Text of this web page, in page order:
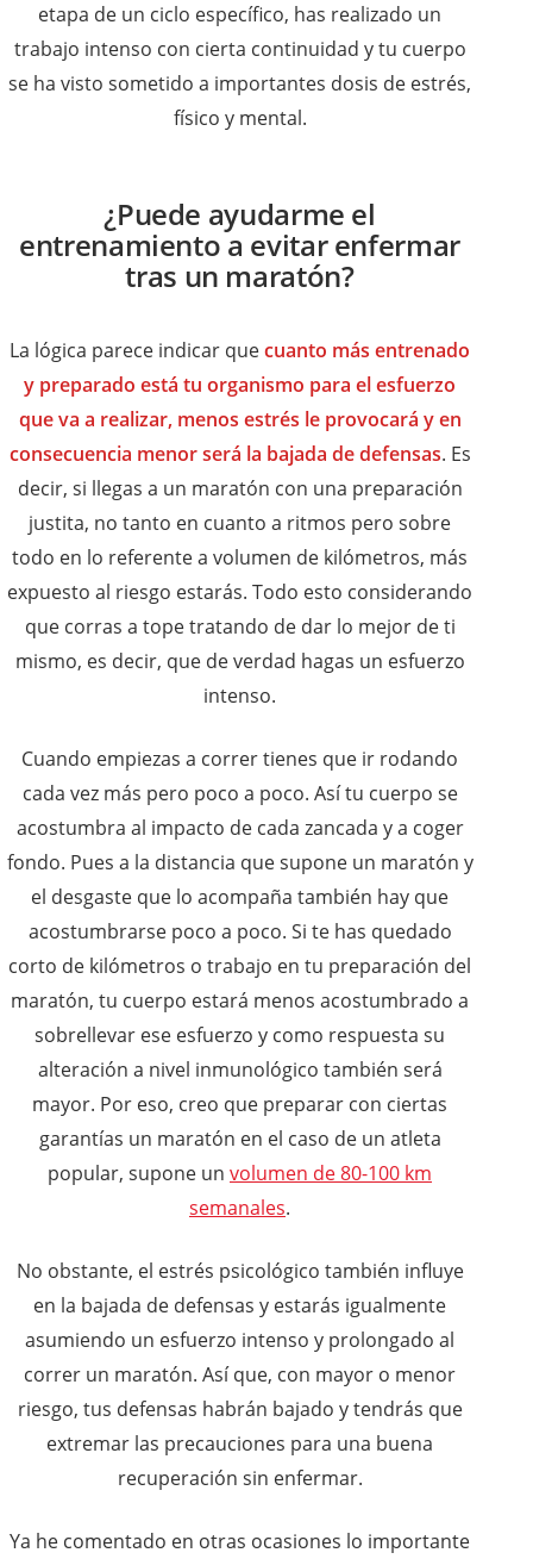
etapa de un ciclo específico, has realizado un
trabajo intenso con cierta continuidad y tu cuerpo
se ha visto sometido a importantes dosis de estrés,
físico y mental.
¿Puede ayudarme el
entrenamiento a evitar enfermar
tras un maratón?
La lógica parece indicar quecuanto más entrenado
y preparado está tu organismo para el esfuerzo
que va a realizar, menos estrés le provocará y en
consecuencia menor será la bajada de defensas. Es
decir, si llegas a un maratón con una preparación
justita, no tanto en cuanto a ritmos pero sobre
todo en lo referente a volumen de kilómetros, más
expuesto al riesgo estarás. Todo esto considerando
que corras a tope tratando de dar lo mejor de ti
mismo, es decir, que de verdad hagas un esfuerzo
intenso.
Cuando empiezas a correr tienes que ir rodando
cada vez más pero poco a poco. Así tu cuerpo se
acostumbra al impacto de cada zancada y a coger
fondo. Pues a la distancia que supone un maratón y
el desgaste que lo acompaña también hay que
acostumbrarse poco a poco. Si te has quedado
corto de kilómetros o trabajo en tu preparación del
maratón, tu cuerpo estará menos acostumbrado a
sobrellevar ese esfuerzo y como respuesta su
alteración a nivel inmunológico también será
mayor. Por eso, creo que preparar con ciertas
garantías un maratón en el caso de un atleta
popular, supone un volumen de 80-100 km
semanales.
No obstante, el estrés psicológico también influye
en la bajada de defensas y estarás igualmente
asumiendo un esfuerzo intenso y prolongado al
correr un maratón. Así que, con mayor o menor
riesgo, tus defensas habrán bajado y tendrás que
extremar las precauciones para una buena
recuperación sin enfermar.
Ya he comentado en otras ocasiones lo importante